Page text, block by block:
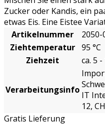
Zucker oder Kandis, ein
etwas Eis. Eine Eistee
Artikelnummer
2050-
Ziehtemperatur 95 °C
Ziehzeit
ca. 5
Verarbeitungsinfo IT
12,
Gratis Lieferung